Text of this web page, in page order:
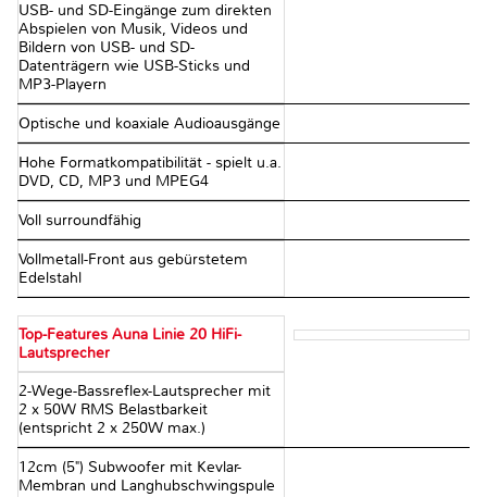
USB- und SD-Eingänge zum direkten
Abspielen von Musik, Videos und
Bildern von USB- und SD-
Datenträgern wie USB-Sticks und
MP3-Playern
Optische und koaxiale Audioausgänge
Hohe Formatkompatibilität - spielt u.a.
DVD, CD, MP3 und MPEG4
Voll surroundfähig
Vollmetall-Front aus gebürstetem
Edelstahl
Top-Features Auna Linie 20 HiFi-
Lautsprecher
2-Wege-Bassreflex-Lautsprecher mit
2 x 50W RMS Belastbarkeit
(entspricht 2 x 250W max.)
12cm (5") Subwoofer mit Kevlar-
Membran und Langhubschwingspule